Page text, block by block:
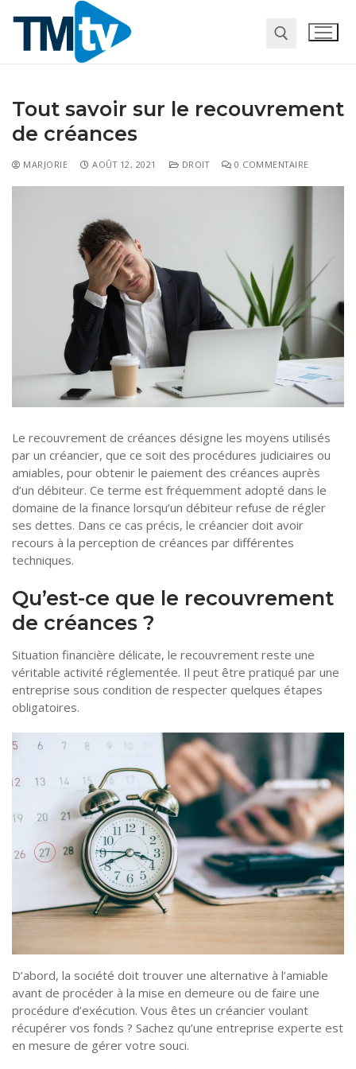
Travaux
Pour la maison
Entreprise
Marketing
Finance
Transformation digitale
Gastronomie
Droit
Tout savoir sur le recouvrement
de créances
MARJORIE AOÛT 12, 2021 DROIT 0 COMMENTAIRE
Le recouvrement de créances désigne les moyens utilisés
par un créancier, que ce soit des procédures judiciaires ou
amiables, pour obtenir le paiement des créances auprès
d’un débiteur. Ce terme est fréquemment adopté dans le
domaine de la finance lorsqu’un débiteur refuse de régler
ses dettes. Dans ce cas précis, le créancier doit avoir
recours à la perception de créances par différentes
techniques.
Qu’est-ce que le recouvrement
de créances ?
Situation financière délicate, le recouvrement reste une
véritable activité réglementée. Il peut être pratiqué par une
entreprise sous condition de respecter quelques étapes
obligatoires.
D’abord, la société doit trouver une alternative à l’amiable
avant de procéder à la mise en demeure ou de faire une
procédure d’exécution. Vous êtes un créancier voulant
récupérer vos fonds ? Sachez qu’une entreprise experte est
en mesure de gérer votre souci.